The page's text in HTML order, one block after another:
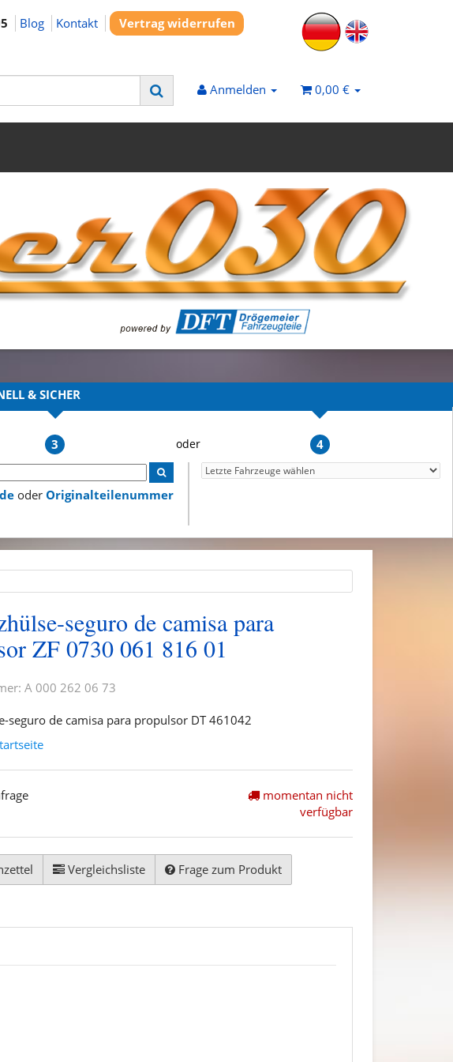
Blog Kontakt Vertrag widerrufen
Anmelden 0,00 €
& SICHER
3
oder Originalteilenummer
4
seguro de camisa para
ZF 0730 061 816 01
A 000 262 06 73
seguro de camisa para propulsor DT 461042
momentan nicht
verfügbar
Vergleichsliste Frage zum Produkt